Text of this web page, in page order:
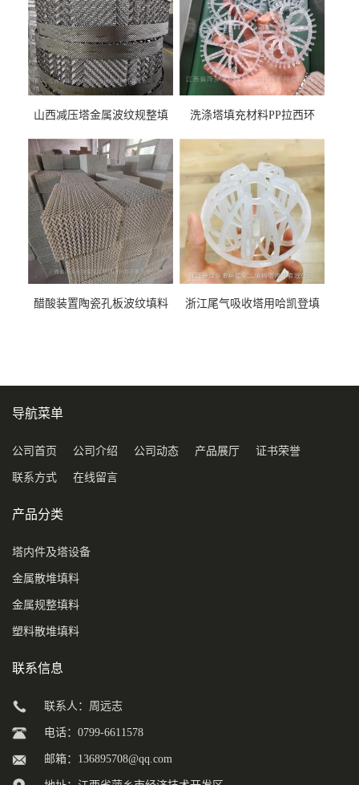
山西减压塔金属波纹规整填
料
洗涤塔填充材料PP拉西环
醋酸装置陶瓷孔板波纹填料
浙江尾气吸收塔用哈凯登填
导航菜单
公司首页 公司介绍 公司动态 产品展厅 证书荣誉
联系方式 在线留言
产品分类
塔内件及塔设备
金属散堆填料
金属规整填料
塑料散堆填料
联系信息
联系人：周远志
电话：0799-6611578
邮箱： 136895708@qq.com